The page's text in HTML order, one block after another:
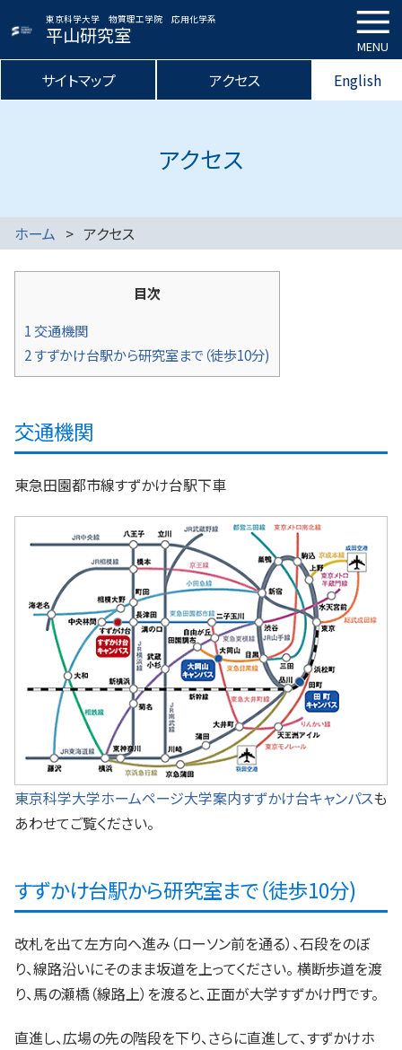
東京科学大学 物質理工学院 応用化学系
平山研究室 MENU
サイトマップ アクセス English
アクセス
ホーム アクセス
目次
1 交通機関
2すずかけ台駅から研究室まで（徒歩10分)
交通機関
東急田園都市線すずかけ台駅下車
東京科学大学ホームページ大学案内すずかけ台キャンパスも
あわせてご覧ください。
すずかけ台駅から研究室まで（徒歩10分)
改札を出て左方向へ進み（ローソン前を通る）、石段をのぼ
り、線路沿いにそのまま坂道を上ってください。 横断歩道を渡
り、馬の瀬橋（線路上）を渡ると、正面が大学すずかけ門です。
直進し、広場の先の階段を下り、さらに直進して、すずかけホ